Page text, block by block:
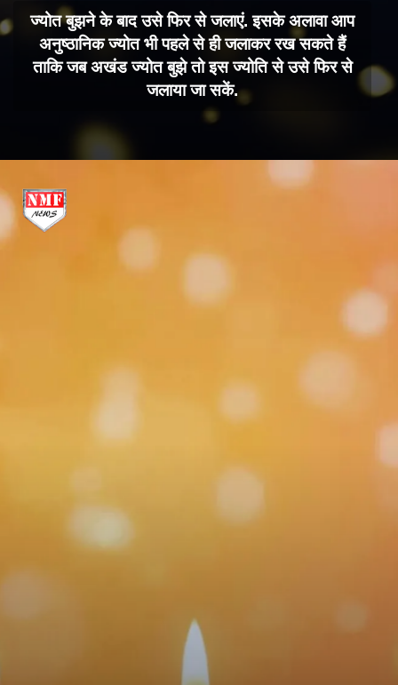
ज्योत बुझने के बाद उसे फिर से जलाएं. इसके अलावा आप
अनुष्ठानिक ज्योत भी पहले से ही जलाकर रख सकते हैं
ताकि जब अखंड ज्योत बुझे तो इस ज्योति से उसे फिर से
जलाया जा सकें.